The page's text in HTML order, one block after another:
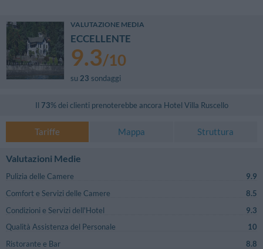
VALUTAZIONE MEDIA
ECCELLENTE
9.3/10
su 23 sondaggi
Il 73% dei clienti prenoterebbe ancora Hotel Villa Ruscello
Tariffe Mappa Struttura
Valutazioni Medie
Pulizia delle Camere
9.9
Comfort e Servizi delle Camere
8.5
Condizioni e Servizi dell'Hotel
9.3
Qualità Assistenza del Personale
10
Ristorante e Bar
8.8